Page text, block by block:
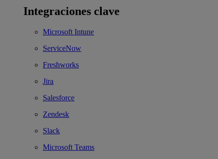
Integraciones clave
Microsoft Intune
ServiceNow
Freshworks
Jira
Salesforce
Zendesk
Slack
Microsoft Teams